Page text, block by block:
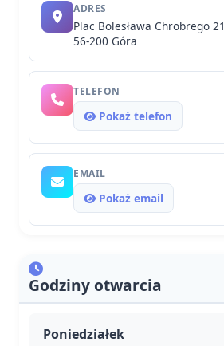
ADRES
Plac Bolesława Chrobrego 21
56-200 Góra
TELEFON
Pokaż telefon
EMAIL
Pokaż email
Godziny otwarcia
Poniedziałek